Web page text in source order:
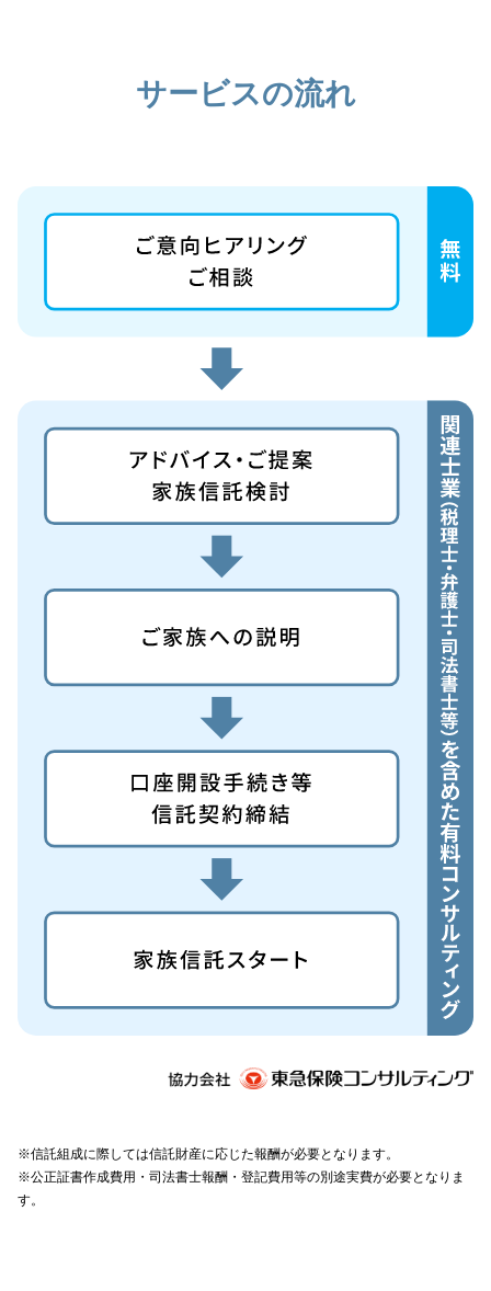
サービスの流れ
※信託組成に際しては信託財産に応じた報酬が必要となります。
※公正証書作成費用・司法書士報酬・登記費用等の別途実費が必要となりま
す。